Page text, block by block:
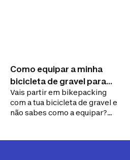
Como equipar a minha
bicicleta de gravel para
bikepacking?
Vais partir em bikepacking
com a tua bicicleta de gravel e
não sabes como a equipar?